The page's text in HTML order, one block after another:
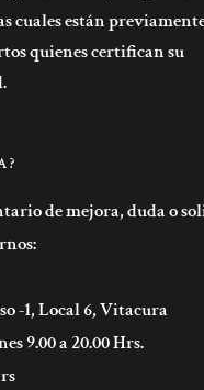
cuales están
quienes certifican su
de mejora, duda o
-1, Local 6, Vitacura
9.00 a 20.00 Hrs.